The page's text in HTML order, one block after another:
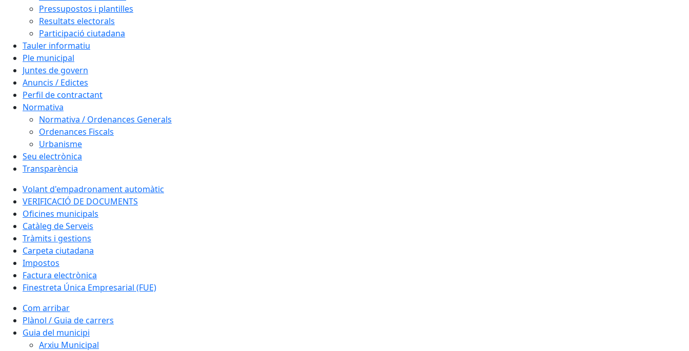
Pressupostos i plantilles
Resultats electorals
Participació ciutadana
Tauler informatiu
Ple municipal
Juntes de govern
Anuncis / Edictes
Perfil de contractant
Normativa
Normativa / Ordenances Generals
Ordenances Fiscals
Urbanisme
Seu electrònica
Transparència
Volant d'empadronament automàtic
VERIFICACIÓ DE DOCUMENTS
Oficines municipals
Catàleg de Serveis
Tràmits i gestions
Carpeta ciutadana
Impostos
Factura electrònica
Finestreta Única Empresarial (FUE)
Com arribar
Plànol / Guia de carrers
Guia del municipi
Arxiu Municipal